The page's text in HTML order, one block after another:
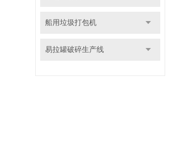
船用垃圾打包机
易拉罐破碎生产线